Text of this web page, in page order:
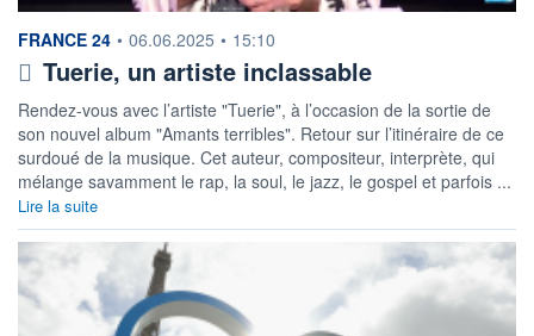
information fournie par
FRANCE 24 • 06.06.2025 • 15:10
Tuerie, un artiste inclassable
Rendez-vous avec l’artiste "Tuerie", à l’occasion de la sortie de
son nouvel album "Amants terribles". Retour sur l’itinéraire de ce
surdoué de la musique. Cet auteur, compositeur, interprète, qui
mélange savamment le rap, la soul, le jazz, le gospel et parfois ...
Lire la suite